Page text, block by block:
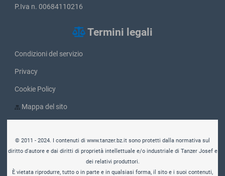
P.Iva n. 00684110216
Termini legali
Condizioni del servizio
Privacy
Cookie Policy
Mappa del sito
© 2011 - 2024. I contenuti di www.tanzer.bz.it sono protetti dalla normativa sul
diritto d'autore e dai diritti di proprietà intellettuale e/o industriale di Tanzer Josef e
dei relativi produttori.
È vietata riprodurre, tutto o in parte e in qualsiasi forma, il sito e i suoi contenuti,